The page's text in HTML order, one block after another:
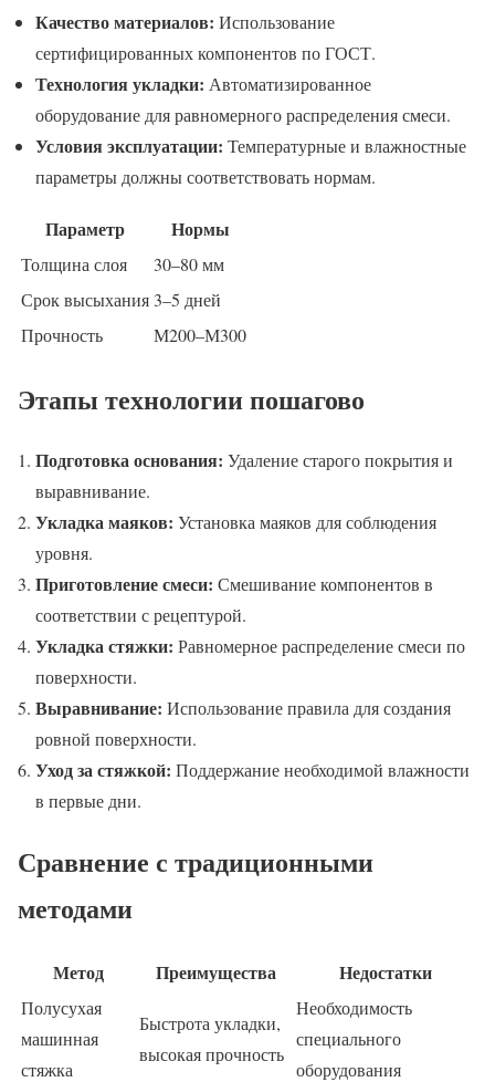
Качество материалов: Использование
сертифицированных компонентов по ГОСТ.
Технология укладки: Автоматизированное
оборудование для равномерного распределения смеси.
Условия эксплуатации: Температурные и влажностные
параметры должны соответствовать нормам.
Параметр Нормы
Толщина слоя
30–80 мм
Срок высыхания 3–5 дней
Прочность
М200–М300
Этапы технологии пошагово
Подготовка основания: Удаление старого покрытия и
выравнивание.
Укладка маяков: Установка маяков для соблюдения
уровня.
Приготовление смеси: Смешивание компонентов в
соответствии с рецептурой.
Укладка стяжки: Равномерное распределение смеси по
поверхности.
Выравнивание: Использование правила для создания
ровной поверхности.
Уход за стяжкой: Поддержание необходимой влажности
в первые дни.
Сравнение с традиционными
методами
Метод Преимущества Недостатки
Полусухая
машинная
стяжка
Быстрота укладки,
высокая прочность
Необходимость
специального
оборудования